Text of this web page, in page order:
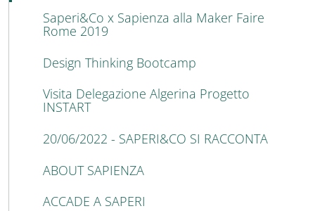
Saperi&Co x Sapienza alla Maker Faire
Rome 2019
Design Thinking Bootcamp
Visita Delegazione Algerina Progetto
INSTART
20/06/2022 - SAPERI&CO SI RACCONTA
ABOUT SAPIENZA
ACCADE A SAPERI